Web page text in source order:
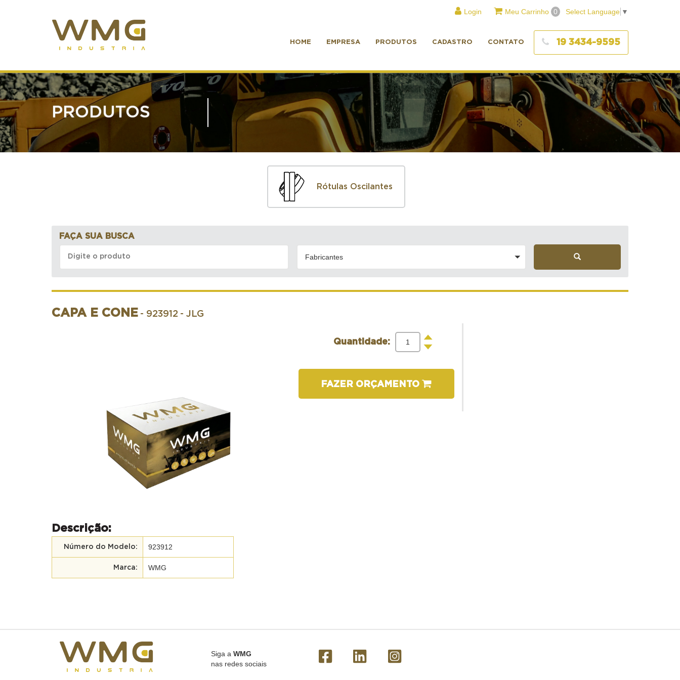
Login Meu Carrinho 0 Select Language ▼
HOME EMPRESA PRODUTOS CADASTRO CONTATO 19 3434-9595
PRODUTOS
Rótulas Oscilantes
FAÇA SUA BUSCA
Fabricantes
CAPA E CONE - 923912 - JLG
Quantidade:
+
-
FAZER ORÇAMENTO
Descrição:
Número do Modelo: 923912
Marca: WMG
Siga a WMG
nas redes sociais